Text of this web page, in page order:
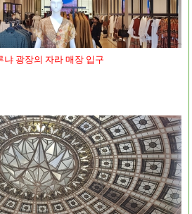
광장의 자라 매장 입구